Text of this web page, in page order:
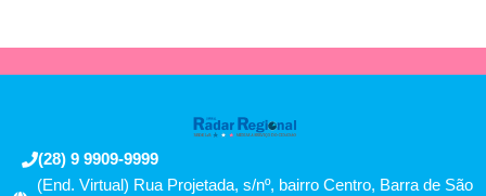
(28) 9 9909-9999
(End. Virtual) Rua Projetada, s/nº, bairro Centro, Barra de São